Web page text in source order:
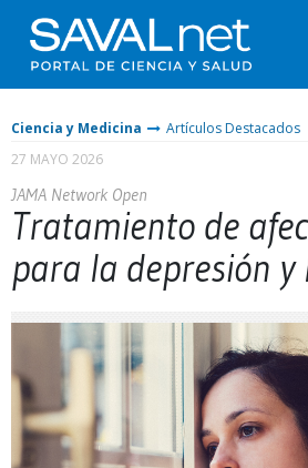
Ciencia y Medicina
Artículos Destacados
27 MAYO 2026
JAMA Network Open
Tratamiento de
para la depresión